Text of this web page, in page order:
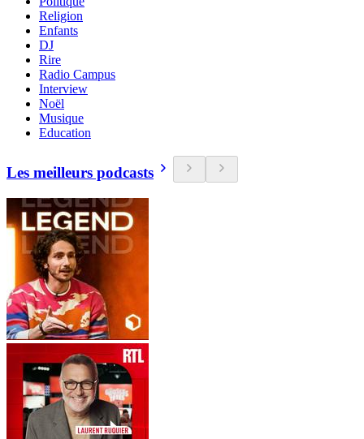
Religion
Enfants
DJ
Rire
Radio Campus
Interview
Noël
Musique
Education
Les meilleurs podcasts